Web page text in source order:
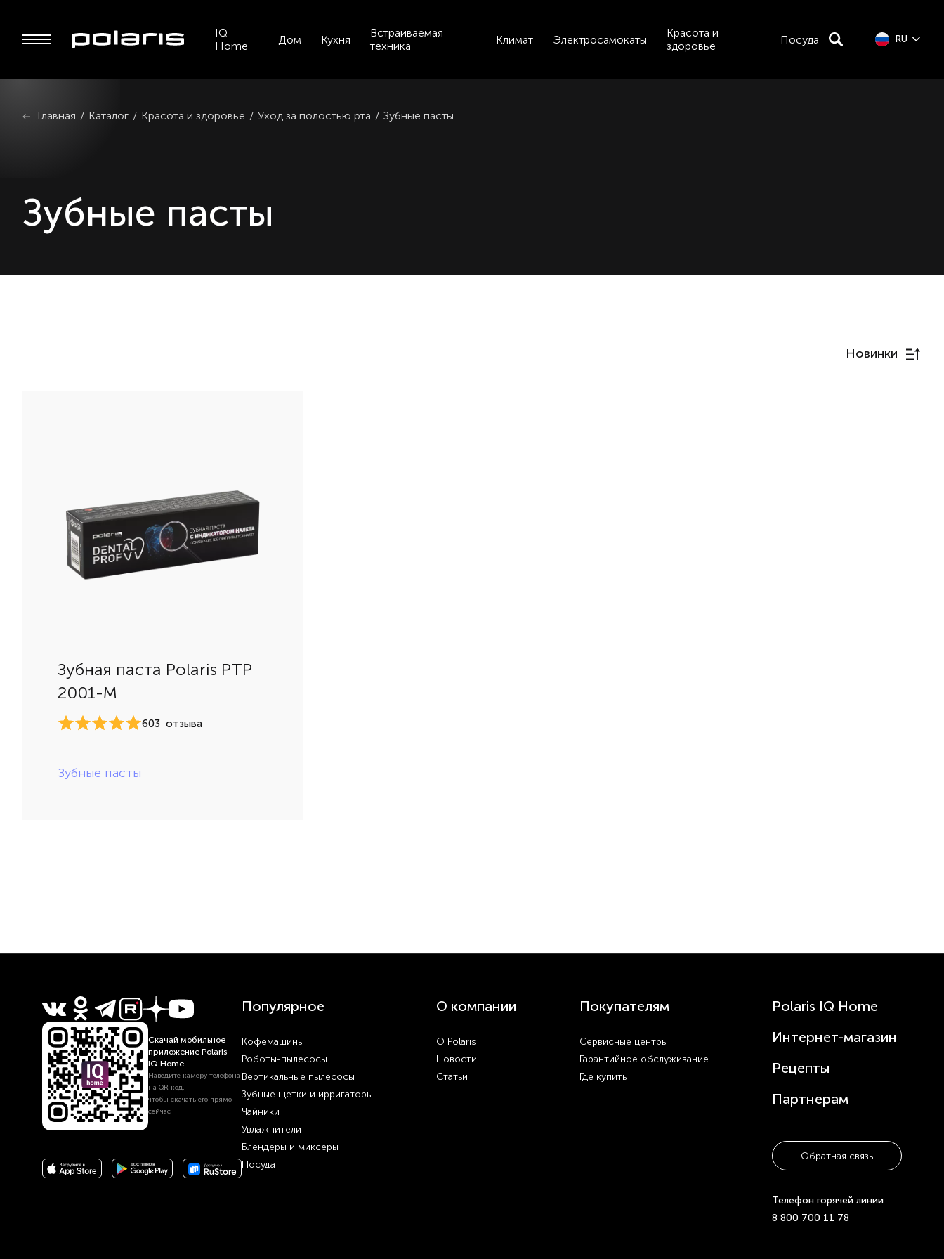
IQ
Home
Дом Кухня
Встраиваемая
техника
Климат Электросамокаты
Красота и
здоровье
Посуда RU
Главная / Каталог / Красота и здоровье / Уход за полостью рта / Зубные пасты
Зубные пасты
Новинки
Зубная паста Polaris PTP
2001-M
603 отзыва
Зубные пасты
Скачай мобильное
приложение Polaris
IQ Home
Наведите камеру телефона
на QR‑код,
чтобы скачать его прямо
сейчас
Популярное
Кофемашины
Роботы-пылесосы
Вертикальные пылесосы
Зубные щетки и ирригаторы
Чайники
Увлажнители
Блендеры и миксеры
Посуда
О компании
О Polaris
Новости
Статьи
Покупателям
Сервисные центры
Гарантийное обслуживание
Где купить
Polaris IQ Home
Интернет-магазин
Рецепты
Партнерам
Обратная связь
Телефон горячей линии
8 800 700 11 78